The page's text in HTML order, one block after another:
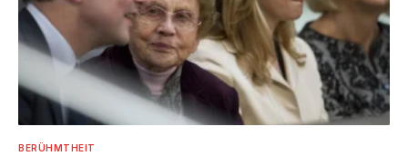
BERÜHMTHEIT